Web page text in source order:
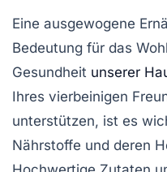
Eine ausgewogene
Bedeutung für das
Gesundheit unserer
Ihres vierbeinigen
unterstützen, ist es
Nährstoffe und deren